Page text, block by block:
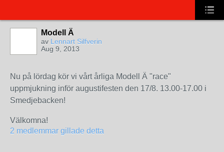
Modell Ä
av Lennart Silfverin
Aug 9, 2013
Nu på lördag kör vi vårt årliga Modell Ä "race"
uppmjukning inför augustifesten den 17/8. 13.00-17.00 i
Smedjebacken!
Välkomna!
2 medlemmar gillade detta